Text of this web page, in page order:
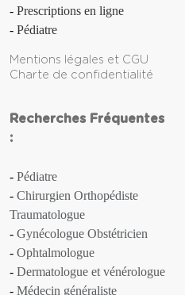
Apathie
Aphasie
Aplasie médullaire
Apnée (du sommeil)
Appendicite
Apraxie
Prescriptions en ligne
Pédiatre
Mentions légales et CGU
Charte de confidentialité
Recherches Fréquentes
:
Pédiatre
Chirurgien Orthopédiste
Traumatologue
Gynécologue Obstétricien
Ophtalmologue
Dermatologue et vénérologue
Médecin généraliste